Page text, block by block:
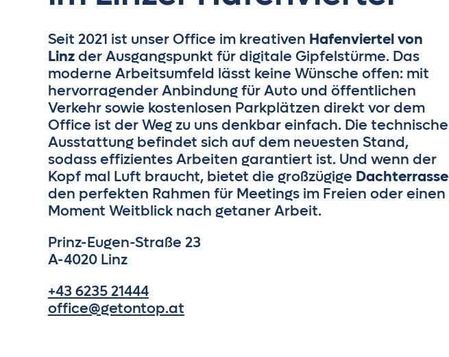
Seit 2021 ist unser Office im kreativen Hafenviertel von
Linzder Ausgangspunkt für digitale Gipfelstürme. Das
moderne Arbeitsumfeld lässt keine Wünsche offen: mit
hervorragender Anbindung für Auto und öffentlichen
Verkehr sowie kostenlosen Parkplätzen direkt vor dem
Office ist der Weg zu uns denkbar einfach. Die technische
Ausstattung befindet sich auf dem neuesten Stand,
sodass effizientes Arbeiten garantiert ist. Und wenn der
Kopf mal Luft braucht, bietet die großzügige Dachterrasse
den perfekten Rahmen für Meetings im Freien oder einen
Moment Weitblick nach getaner Arbeit.
Prinz-Eugen-Straße 23
A-4020 Linz
+43 6235 21444
office@getontop.at